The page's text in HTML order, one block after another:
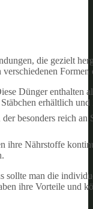
die gezielt
Formen
Dünger enthalten
erhältlich
besonders reich
ihre Nährstoffe
man die
ihre Vorteile und